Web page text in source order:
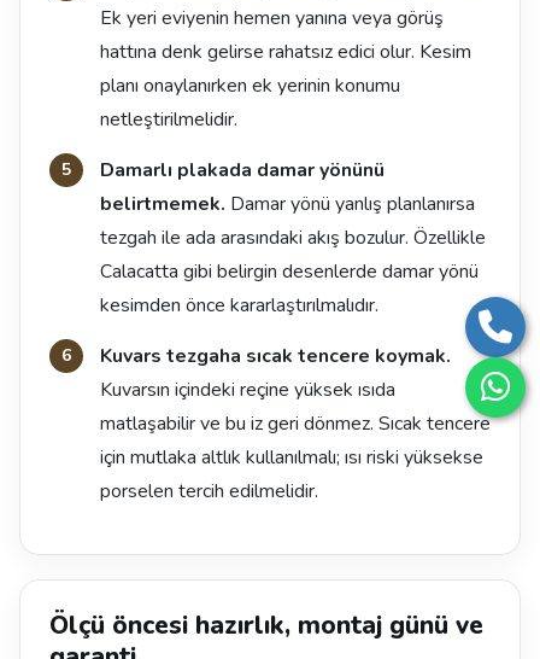
Ek yeri eviyenin hemen yanına veya görüş
hattına denk gelirse rahatsız edici olur. Kesim
planı onaylanırken ek yerinin konumu
netleştirilmelidir.
Damarlı plakada damar yönünü
belirtmemek. Damar yönü yanlış planlanırsa
tezgah ile ada arasındaki akış bozulur. Özellikle
Calacatta gibi belirgin desenlerde damar yönü
kesimden önce kararlaştırılmalıdır.
Kuvars tezgaha sıcak tencere koymak.
Kuvarsın içindeki reçine yüksek ısıda
matlaşabilir ve bu iz geri dönmez. Sıcak tencere
için mutlaka altlık kullanılmalı; ısı riski yüksekse
porselen tercih edilmelidir.
Ölçü öncesi hazırlık, montaj günü ve